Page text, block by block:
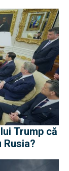
Trump că
Rusia?